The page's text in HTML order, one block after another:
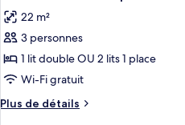
toutes
les
photos
pour
ce
type
de
22 m²
3 personnes
1 lit double OU 2 lits 1 place
Wi-Fi gratuit
Plus de détails
Plus